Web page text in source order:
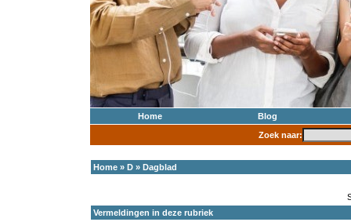
Home
Blog
Zoek naar:
Home » D » Dagblad
Vermeldingen in deze rubriek